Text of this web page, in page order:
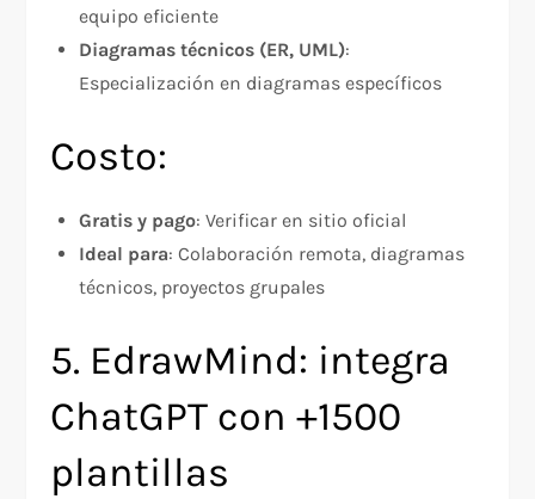
equipo eficiente
Diagramas técnicos (ER, UML):
Especialización en diagramas específicos
Costo:
Gratis y pago: Verificar en sitio oficial
Ideal para: Colaboración remota, diagramas
técnicos, proyectos grupales
5. EdrawMind: integra
ChatGPT con +1500
plantillas